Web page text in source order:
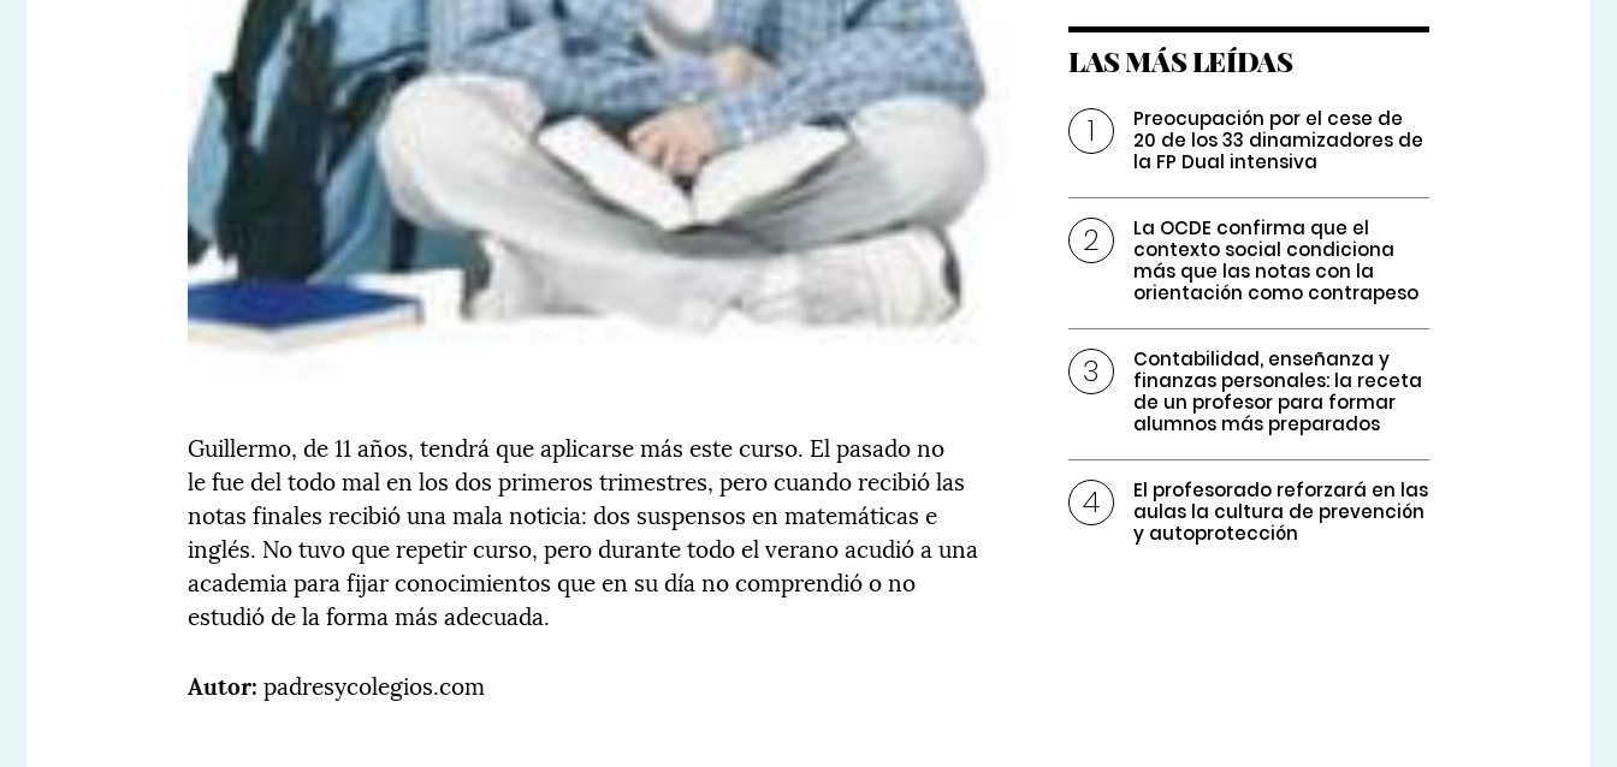
Guillermo, de 11 años, tendrá que aplicarse más este curso. El pasado no
le fue del todo mal en los dos primeros trimestres, pero cuando recibió las
notas finales recibió una mala noticia: dos suspensos en matemáticas e
inglés. No tuvo que repetir curso, pero durante todo el verano acudió a una
academia para fijar conocimientos que en su día no comprendió o no
estudió de la forma más adecuada.
Autor:padresycolegios.com
LAS MÁS LEÍDAS
Preocupación por el cese de
20 de los 33 dinamizadores de
la FP Dual intensiva
La OCDE confirma que el
contexto social condiciona
más que las notas con la
orientación como contrapeso
Contabilidad, enseñanza y
finanzas personales: la receta
de un profesor para formar
alumnos más preparados
El profesorado reforzará en las
aulas la cultura de prevención
y autoprotección